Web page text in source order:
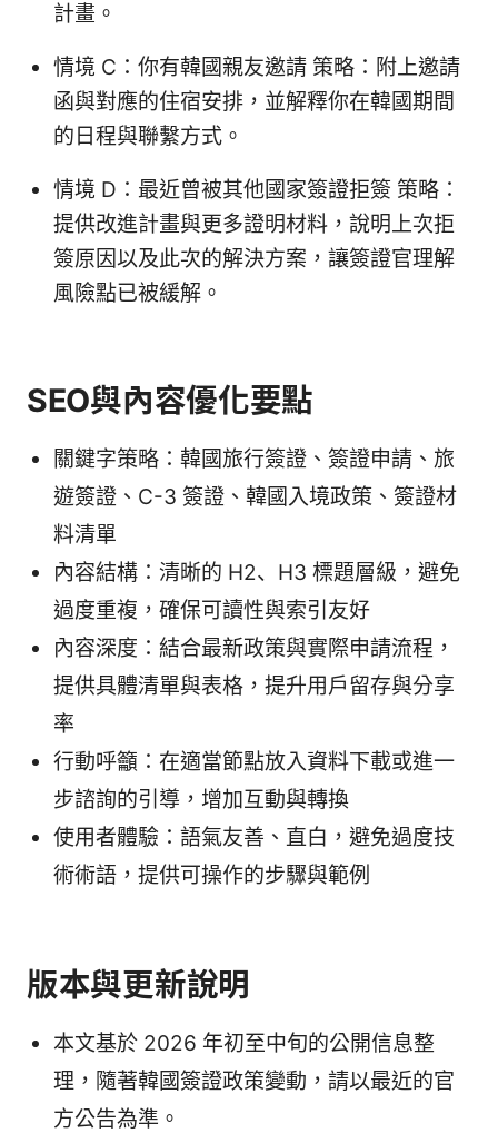
計畫。
情境 C：你有韓國親友邀請 策略：附上邀請
函與對應的住宿安排，並解釋你在韓國期間
的日程與聯繫方式。
情境 D：最近曾被其他國家簽證拒簽 策略：
提供改進計畫與更多證明材料，說明上次拒
簽原因以及此次的解決方案，讓簽證官理解
風險點已被緩解。
SEO與內容優化要點
關鍵字策略：韓國旅行簽證、簽證申請、旅
遊簽證、C-3 簽證、韓國入境政策、簽證材
料清單
內容結構：清晰的 H2、H3 標題層級，避免
過度重複，確保可讀性與索引友好
內容深度：結合最新政策與實際申請流程，
提供具體清單與表格，提升用戶留存與分享
率
行動呼籲：在適當節點放入資料下載或進一
步諮詢的引導，增加互動與轉換
使用者體驗：語氣友善、直白，避免過度技
術術語，提供可操作的步驟與範例
版本與更新說明
本文基於 2026 年初至中旬的公開信息整
理，隨著韓國簽證政策變動，請以最近的官
方公告為準。